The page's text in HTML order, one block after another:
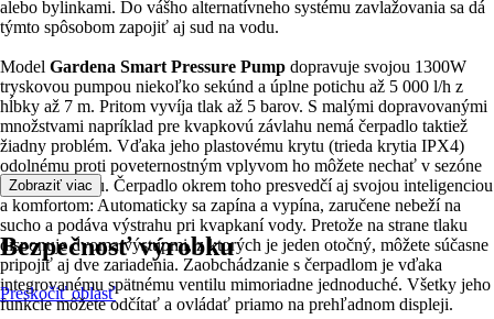
alebo bylinkami. Do vášho alternatívneho systému zavlažovania sa dá
týmto spôsobom zapojiť aj sud na vodu.
Model Gardena Smart Pressure Pump dopravuje svojou 1300W
tryskovou pumpou niekoľko sekúnd a úplne potichu až 5 000 l/h z
hĺbky až 7 m. Pritom vyvíja tlak až 5 barov. S malými dopravovanými
množstvami napríklad pre kvapkovú závlahu nemá čerpadlo taktiež
žiadny problém. Vďaka jeho plastovému krytu (trieda krytia IPX4)
odolnému proti poveternostným vplyvom ho môžete nechať v sezóne
pokojne vonku. Čerpadlo okrem toho presvedčí aj svojou inteligenciou
a komfortom: Automaticky sa zapína a vypína, zaručene nebeží na
sucho a podáva výstrahu pri kvapkaní vody. Pretože na strane tlaku
disponuje dvoma výstupmi, z ktorých je jeden otočný, môžete súčasne
pripojiť aj dve zariadenia. Zaobchádzanie s čerpadlom je vďaka
integrovanému spätnému ventilu mimoriadne jednoduché. Všetky jeho
funkcie môžete odčítať a ovládať priamo na prehľadnom displeji.
Zobraziť viac
Bezpečnosť výrobku
Preskočiť oblasť